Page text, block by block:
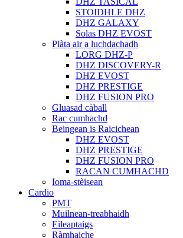
STOIDHLE DHZ
DHZ GALAXY
Solas DHZ EVOST
Plàta air a luchdachadh
LORG DHZ-P
DHZ DISCOVERY-R
DHZ EVOST
DHZ PRESTIGE
DHZ FUSION PRO
Gluasad càball
Rac cumhachd
Beingean is Raicichean
DHZ EVOST
DHZ PRESTIGE
DHZ FUSION PRO
RACAN CUMHACHD
Ioma-stèisean
Cardio
PMT
Muilnean-treabhaidh
Eileaptaigs
Ràmhaiche